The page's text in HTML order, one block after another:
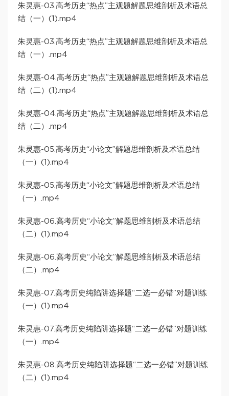
朱灵惠-03.高考历史“热点”主观题解题思维剖析及术语总
结（一）(1).mp4
朱灵惠-03.高考历史“热点”主观题解题思维剖析及术语总
结（一）.mp4
朱灵惠-04.高考历史“热点”主观题解题思维剖析及术语总
结（二）(1).mp4
朱灵惠-04.高考历史“热点”主观题解题思维剖析及术语总
结（二）.mp4
朱灵惠-05.高考历史“小论文”解题思维剖析及术语总结
（一）(1).mp4
朱灵惠-05.高考历史“小论文”解题思维剖析及术语总结
（一）.mp4
朱灵惠-06.高考历史“小论文”解题思维剖析及术语总结
（二）(1).mp4
朱灵惠-06.高考历史“小论文”解题思维剖析及术语总结
（二）.mp4
朱灵惠-07.高考历史纯陷阱选择题“二选一必错”对题训练
（一）(1).mp4
朱灵惠-07.高考历史纯陷阱选择题“二选一必错”对题训练
（一）.mp4
朱灵惠-08.高考历史纯陷阱选择题“二选一必错”对题训练
（二）(1).mp4